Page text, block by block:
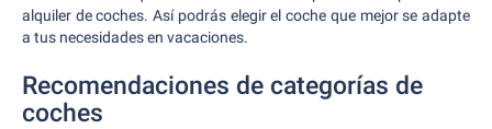
alquiler de coches. Así podrás elegir el coche que mejor se adapte
a tus necesidades en vacaciones.
Recomendaciones de categorías de
coches